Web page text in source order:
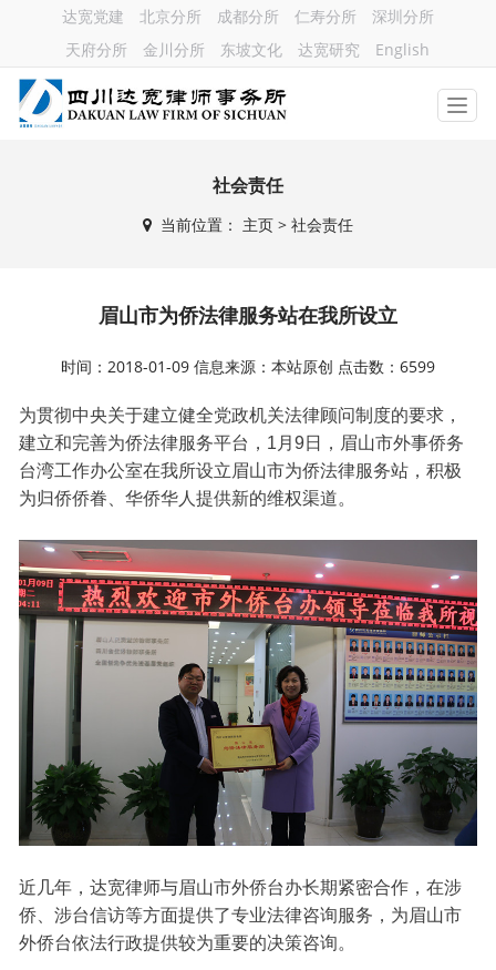
达宽党建 北京分所 成都分所 仁寿分所
深圳分所
天府分所
金川分所 东坡文化 达宽研究 English
社会责任
当前位置： 主页> 社会责任
眉山市为侨法律服务站在我所设立
时间：2018-01-09 信息来源：本站原创 点击数：6599
为贯彻中央关于建立健全党政机关法律顾问制度的要求，
建立和完善为侨法律服务平台，1月9日，眉山市外事侨务
台湾工作办公室在我所设立眉山市为侨法律服务站，积极
为归侨侨眷、华侨华人提供新的维权渠道。
近几年，达宽律师与眉山市外侨台办长期紧密合作，在涉
侨、涉台信访等方面提供了专业法律咨询服务，为眉山市
外侨台依法行政提供较为重要的决策咨询。